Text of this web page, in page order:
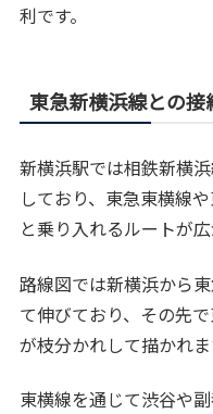
利です。
東急新横浜線との接
新横浜駅では相鉄新横
しており、東急東横線
と乗り入れるルートが広
路線図では新横浜から
て伸びており、その先
が枝分かれして描かれま
東横線を通じて渋谷や